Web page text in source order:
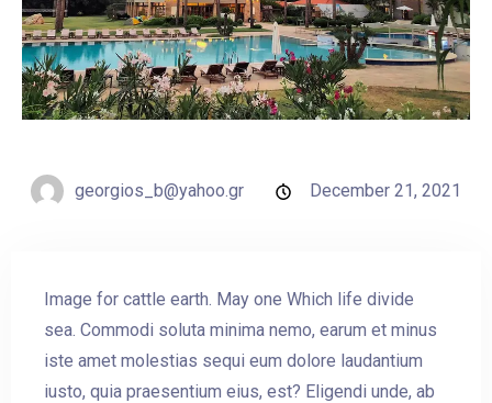
georgios_b@yahoo.gr December 21, 2021
Image for cattle earth. May one Which life divide
sea. Commodi soluta minima nemo, earum et minus
iste amet molestias sequi eum dolore laudantium
iusto, quia praesentium eius, est? Eligendi unde, ab